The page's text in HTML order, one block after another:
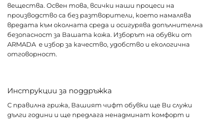
вещества. Освен това, всички наши процеси на
производство са без разтворители, което намалява
вредата към околната среда и осигурява допълнителна
безопасност за Вашата кожа. Изборът на обувки от
ARMADA е избор за качество, удобство и екологична
отговорност.
Инструкции за поддръжка
С правилна грижа, Вашият чифт обувки ще Ви служи
дълги години и ще предлага ненадминат комфорт и